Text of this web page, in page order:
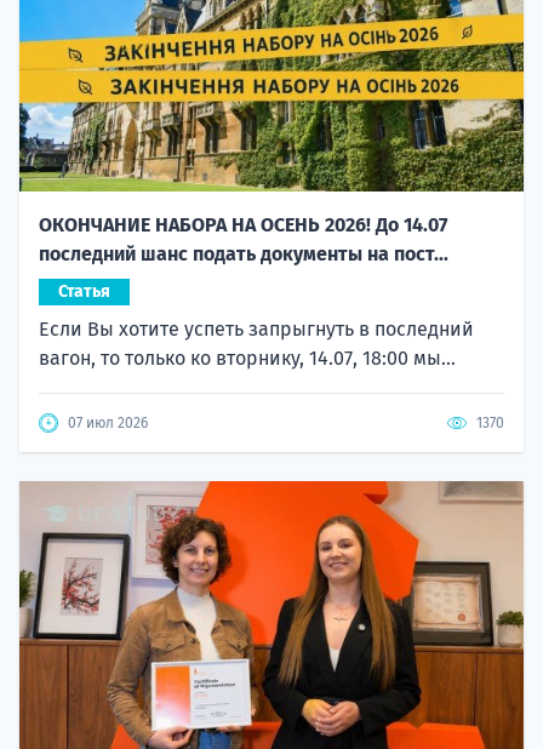
ОКОНЧАНИЕ НАБОРА НА ОСЕНЬ 2026! До 14.07
последний шанс подать документы на пост...
Статья
Если Вы хотите успеть запрыгнуть в последний
вагон, то только ко вторнику, 14.07, 18:00 мы...
07 июл 2026 1370